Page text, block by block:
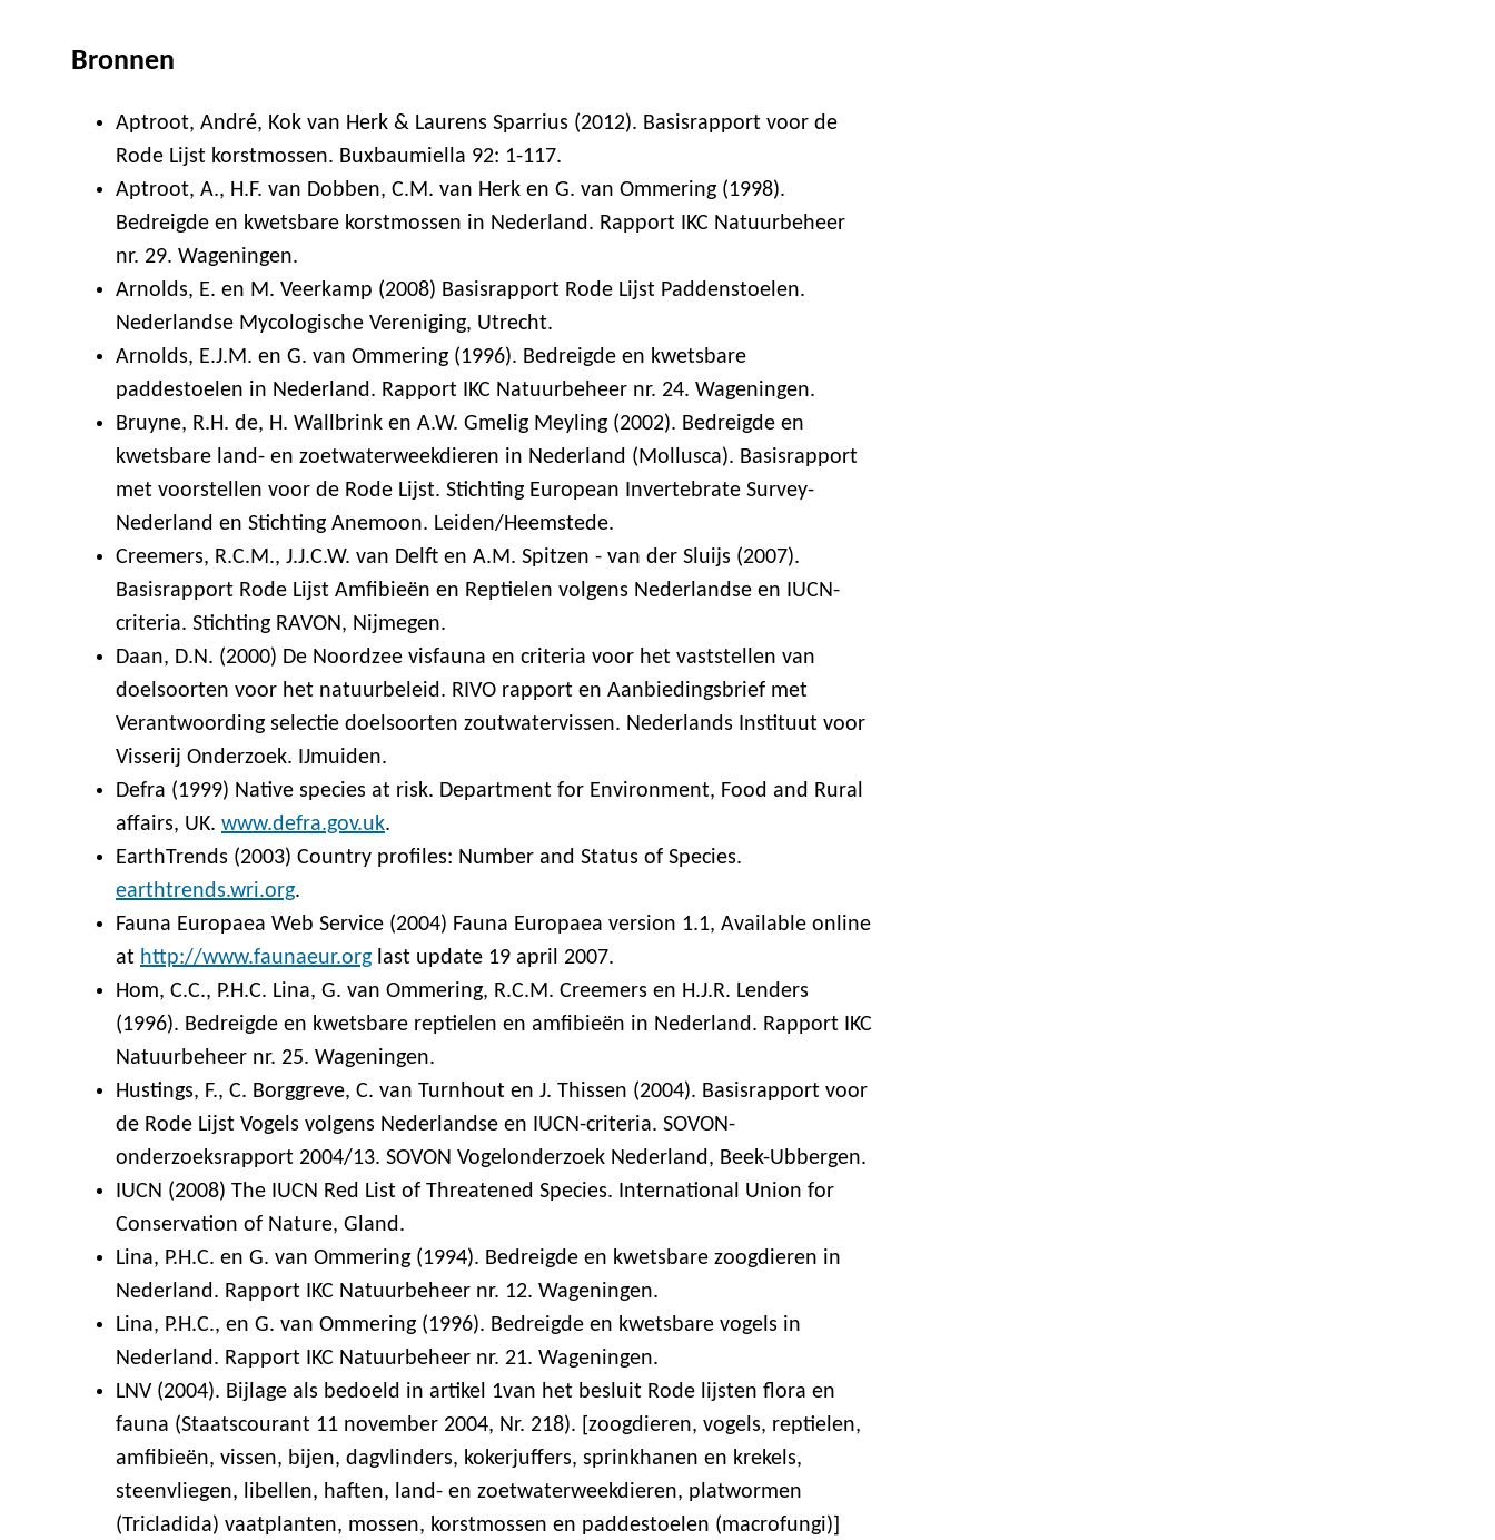
Bronnen
Aptroot, André, Kok van Herk & Laurens Sparrius (2012). Basisrapport voor de
Rode Lijst korstmossen. Buxbaumiella 92: 1-117.
Aptroot, A., H.F. van Dobben, C.M. van Herk en G. van Ommering (1998).
Bedreigde en kwetsbare korstmossen in Nederland. Rapport IKC Natuurbeheer
nr. 29. Wageningen.
Arnolds, E. en M. Veerkamp (2008) Basisrapport Rode Lijst Paddenstoelen.
Nederlandse Mycologische Vereniging, Utrecht.
Arnolds, E.J.M. en G. van Ommering (1996). Bedreigde en kwetsbare
paddestoelen in Nederland. Rapport IKC Natuurbeheer nr. 24. Wageningen.
Bruyne, R.H. de, H. Wallbrink en A.W. Gmelig Meyling (2002). Bedreigde en
kwetsbare land- en zoetwaterweekdieren in Nederland (Mollusca). Basisrapport
met voorstellen voor de Rode Lijst. Stichting European Invertebrate Survey-
Nederland en Stichting Anemoon. Leiden/Heemstede.
Creemers, R.C.M., J.J.C.W. van Delft en A.M. Spitzen - van der Sluijs (2007).
Basisrapport Rode Lijst Amfibieën en Reptielen volgens Nederlandse en IUCN-
criteria. Stichting RAVON, Nijmegen.
Daan, D.N. (2000) De Noordzee visfauna en criteria voor het vaststellen van
doelsoorten voor het natuurbeleid. RIVO rapport en Aanbiedingsbrief met
Verantwoording selectie doelsoorten zoutwatervissen. Nederlands Instituut voor
Visserij Onderzoek. IJmuiden.
Defra (1999) Native species at risk. Department for Environment, Food and Rural
affairs, UK. www.defra.gov.uk.
EarthTrends (2003) Country profiles: Number and Status of Species.
earthtrends.wri.org.
Fauna Europaea Web Service (2004) Fauna Europaea version 1.1, Available online
at http://www.faunaeur.org last update 19 april 2007.
Hom, C.C., P.H.C. Lina, G. van Ommering, R.C.M. Creemers en H.J.R. Lenders
(1996). Bedreigde en kwetsbare reptielen en amfibieën in Nederland. Rapport IKC
Natuurbeheer nr. 25. Wageningen.
Hustings, F., C. Borggreve, C. van Turnhout en J. Thissen (2004). Basisrapport voor
de Rode Lijst Vogels volgens Nederlandse en IUCN-criteria. SOVON-
onderzoeksrapport 2004/13. SOVON Vogelonderzoek Nederland, Beek-Ubbergen.
IUCN (2008) The IUCN Red List of Threatened Species. International Union for
Conservation of Nature, Gland.
Lina, P.H.C. en G. van Ommering (1994). Bedreigde en kwetsbare zoogdieren in
Nederland. Rapport IKC Natuurbeheer nr. 12. Wageningen.
Lina, P.H.C., en G. van Ommering (1996). Bedreigde en kwetsbare vogels in
Nederland. Rapport IKC Natuurbeheer nr. 21. Wageningen.
LNV (2004). Bijlage als bedoeld in artikel 1van het besluit Rode lijsten flora en
fauna (Staatscourant 11 november 2004, Nr. 218). [zoogdieren, vogels, reptielen,
amfibieën, vissen, bijen, dagvlinders, kokerjuffers, sprinkhanen en krekels,
steenvliegen, libellen, haften, land- en zoetwaterweekdieren, platwormen
(Tricladida) vaatplanten, mossen, korstmossen en paddestoelen (macrofungi)]